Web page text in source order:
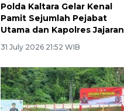
Polda Kaltara Gelar Kenal
Pamit Sejumlah Pejabat
Utama dan Kapolres Jajaran
31 July 2026 21:52 WIB